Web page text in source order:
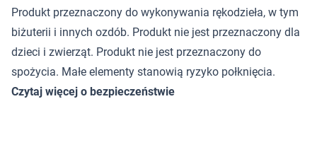
Produkt przeznaczony do wykonywania rękodzieła, w tym
biżuterii i innych ozdób. Produkt nie jest przeznaczony dla
dzieci i zwierząt. Produkt nie jest przeznaczony do
spożycia. Małe elementy stanowią ryzyko połknięcia.
Czytaj więcej o bezpieczeństwie